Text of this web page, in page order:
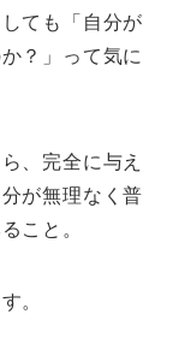
ても「自分が
？」って気に
、完全に与え
が無理なく普
こと。
。